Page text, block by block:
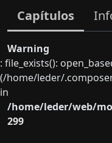
Capítulos
Warning
: file_exists():
(/home/leder/
in
/home/leder/web/
299